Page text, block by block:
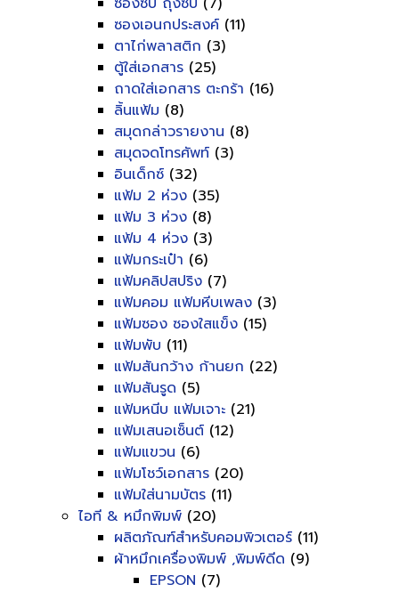
ซองเอนกประสงค์ (11)
ตาไก่พลาสติก (3)
ตู้ใส่เอกสาร (25)
ถาดใส่เอกสาร ตะกร้า (16)
ลิ้นแฟ้ม (8)
สมุดกล่าวรายงาน (8)
สมุดจดโทรศัพท์ (3)
อินเด็กซ์ (32)
แฟ้ม 2 ห่วง (35)
แฟ้ม 3 ห่วง (8)
แฟ้ม 4 ห่วง (3)
แฟ้มกระเป๋า (6)
แฟ้มคลิปสปริง (7)
แฟ้มคอม แฟ้มหีบเพลง (3)
แฟ้มซอง ซองใสแข็ง (15)
แฟ้มพับ (11)
แฟ้มสันกว้าง ก้านยก (22)
แฟ้มสันรูด (5)
แฟ้มหนีบ แฟ้มเจาะ (21)
แฟ้มเสนอเซ็นต์ (12)
แฟ้มแขวน (6)
แฟ้มโชว์เอกสาร (20)
แฟ้มใส่นามบัตร (11)
ไอที & หมึกพิมพ์ (20)
ผลิตภัณฑ์สำหรับคอมพิวเตอร์ (11)
ผ้าหมึกเครื่องพิมพ์ ,พิมพ์ดีด (9)
EPSON (7)